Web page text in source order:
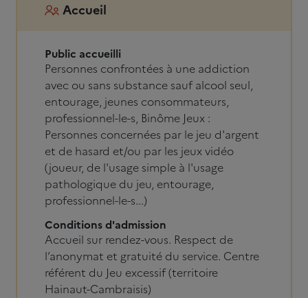
Accueil
Public accueilli
Personnes confrontées à une addiction
avec ou sans substance sauf alcool seul,
entourage, jeunes consommateurs,
professionnel-le-s, Binôme Jeux :
Personnes concernées par le jeu d'argent
et de hasard et/ou par les jeux vidéo
(joueur, de l'usage simple à l'usage
pathologique du jeu, entourage,
professionnel-le-s...)
Conditions d'admission
Accueil sur rendez-vous. Respect de
l’anonymat et gratuité du service. Centre
référent du Jeu excessif (territoire
Hainaut-Cambraisis)